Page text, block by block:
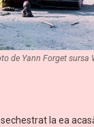
de Yann Forget sursa
la ea